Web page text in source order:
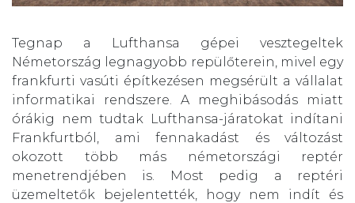
Tegnap a Lufthansa gépei vesztegeltek
Németország legnagyobb repülőterein, mivel egy
frankfurti vasúti építkezésen megsérült a vállalat
informatikai rendszere. A meghibásodás miatt
órákig nem tudtak Lufthansa-járatokat indítani
Frankfurtból, ami fennakadást és változást
okozott több más németországi reptér
menetrendjében is. Most pedig a reptéri
üzemeltetők bejelentették, hogy nem indít és